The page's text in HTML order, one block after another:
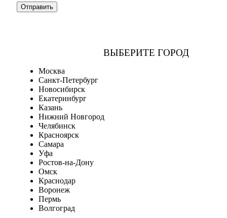
ВЫБЕРИТЕ ГОРОД
Москва
Санкт-Петербург
Новосибирск
Екатеринбург
Казань
Нижний Новгород
Челябинск
Красноярск
Самара
Уфа
Ростов-на-Дону
Омск
Краснодар
Воронеж
Пермь
Волгоград